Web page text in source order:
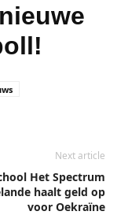
Next article
Het Spectrum
haalt geld op
voor Oekraïne